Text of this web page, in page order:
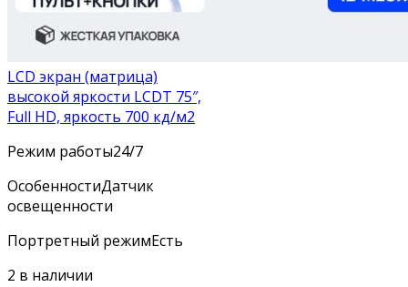
LCD экран (матрица)
высокой яркости LCDT 75″,
Full HD, яркость 700 кд/м2
Режим работы24/7
ОсобенностиДатчик
освещенности
Портретный режимЕсть
2 в наличии